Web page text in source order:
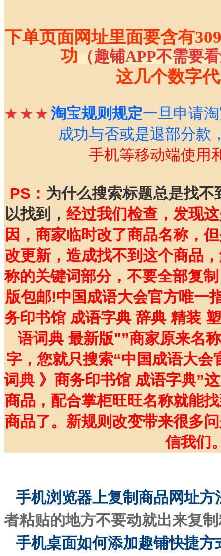
下单页面网址里面要含有
功 （趣铺APP不需要
这几个数字
★ ★ ★ 淘宝规则规定一旦申请
成功与否或是退部分款
手机等移动端使用
PS： 为什么搜索标题总是找
以找到， 经过我们检查，发现
因，商家临时改了商品名称，
改更新，造成找不到这个商品
称的关键词部分，不要全部复
版包邮!中国成语大会官方唯一
务印书馆 成语字典 辞典 精装
语词典 最新版"”商家原来名
字，您就只搜索“中国成语大会
词典 》商务印书馆 成语字典”
商品，配合掌柜旺旺名称就能
商品了。新规则改变带来很多
信我们
手机浏览器上复制商品网址方
者粘贴的地方不要动就出来复
手机桌面如何添加趣铺快捷方